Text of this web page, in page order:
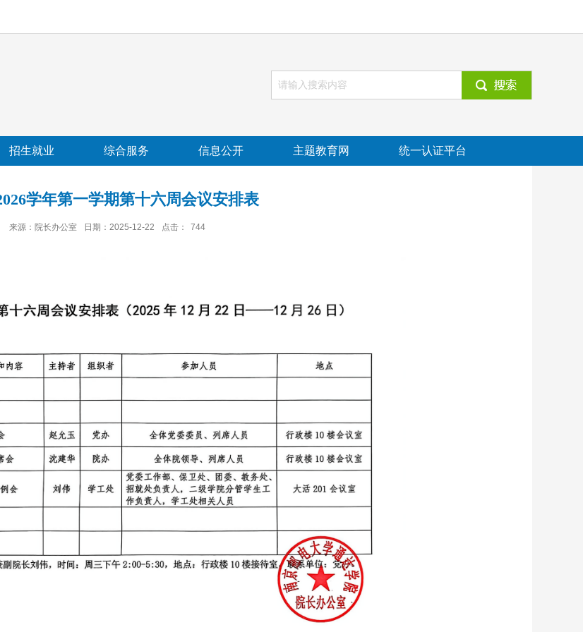
招生就业 综合服务 信息公开 主题教育网 统一认证平台
学年第一学期第十六周会议安排表
来源：院长办公室 日期：2025-12-22 点击： 744